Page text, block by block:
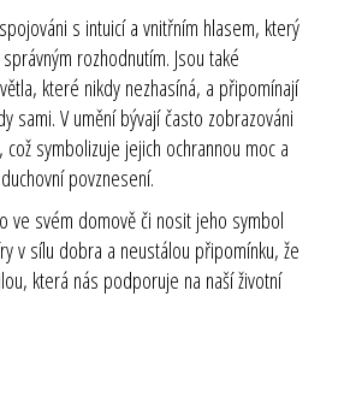
s intuicí a vnitřním hlasem, který
rozhodnutím. Jsou také
které nikdy nezhasíná, a připomínají
sami. V umění bývají často zobrazováni
symbolizuje jejich ochrannou moc a
povznesení.
ve svém domově či nosit jeho symbol
v sílu dobra a neustálou připomínku, že
která nás podporuje na naší životní